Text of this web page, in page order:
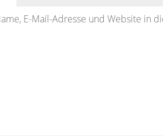
E-Mail-Adresse und Website in